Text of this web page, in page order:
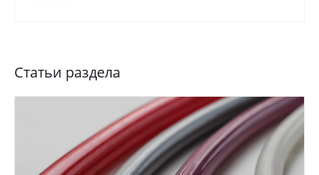
Статьи раздела